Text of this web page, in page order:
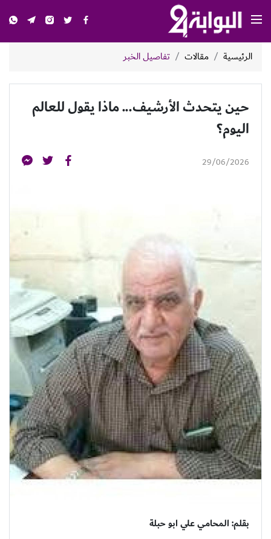
الرئيسية مقالات تفاصيل الخبر
حين يتحدث الأرشيف... ماذا يقول للعالم
اليوم؟
29/06/2026
بقلم: المحامي علي ابو حبلة